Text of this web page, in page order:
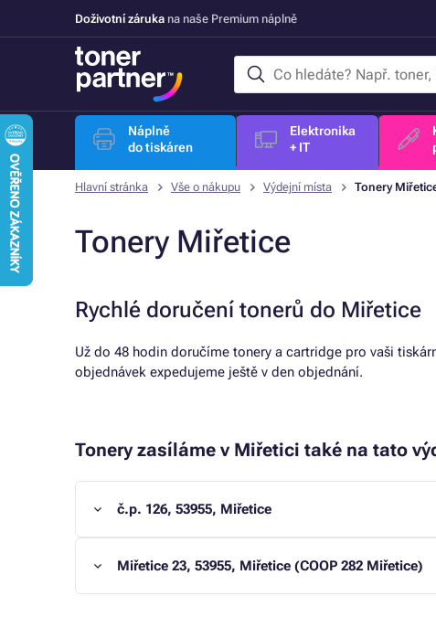
Doživotní záruka na naše Premium náplně
Náplně
do tiskáren
Elektronika
+ IT
Hlavní stránka Vše o nákupu Výdejní místa Tonery
Tonery Miřetice
Rychlé doručení tonerů do Miřetice
Už do 48 hodin doručíme tonery a cartridge pro vaši
objednávek expedujeme ještě v den objednání.
Tonery zasíláme v Miřetici také na tato
č.p. 126, 53955, Miřetice
Miřetice 23, 53955, Miřetice (COOP 282 Miřetice)